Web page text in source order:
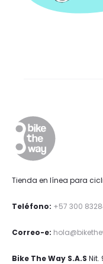
Tienda en línea para
Teléfono: +57 300
Correo-e:
Bike The Way S.A.S Nit.